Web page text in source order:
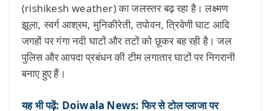
(rishikesh weather) का जलस्तर बढ़ रहा है। लक्ष्मण
झूला, स्वर्ग आश्रम, मुनिकीरेती, तपोवन, त्रिवेणी घाट आदि
जगहों पर गंगा नदी घाटों और तटों को छूकर बह रही है। जल
पुलिस और आपदा प्रबंधन की टीम लगातार घाटों पर निगरानी
बनाए हुए हैं।
यह भी पढ़ें: Doiwala News: फिर से टोल प्लाजा पर